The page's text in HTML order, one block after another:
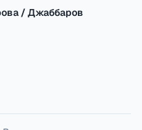
/ Джаббаров